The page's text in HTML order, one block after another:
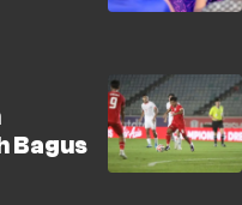
Bagus